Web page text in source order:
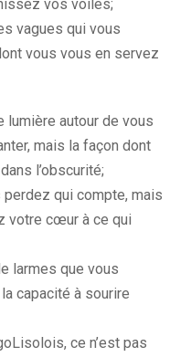
vos voiles;
vagues qui vous
vous vous en servez
lumière autour de vous
mais la façon dont
l’obscurité;
perdez qui compte, mais
votre cœur à ce qui
larmes que vous
capacité à sourire
ce n’est pas